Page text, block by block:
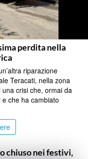
perdita nella
riparazione
Teracati, nella zona
una crisi che, ormai da
che ha cambiato
chiuso nei festivi,